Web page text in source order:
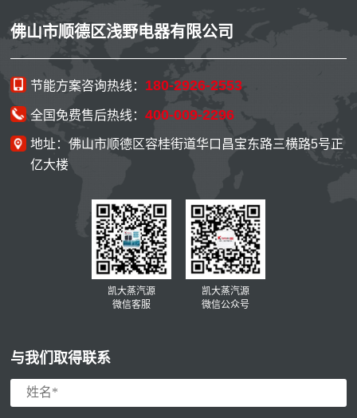
佛山市顺德区浅野电器有限公司
节能方案咨询热线： 180-2926-2553
全国免费售后热线：400-009-2296
地址：佛山市顺德区容桂街道华口昌宝东路三横路5号正
亿大楼
凯大蒸汽源
微信客服
凯大蒸汽源
微信公众号
与我们取得联系